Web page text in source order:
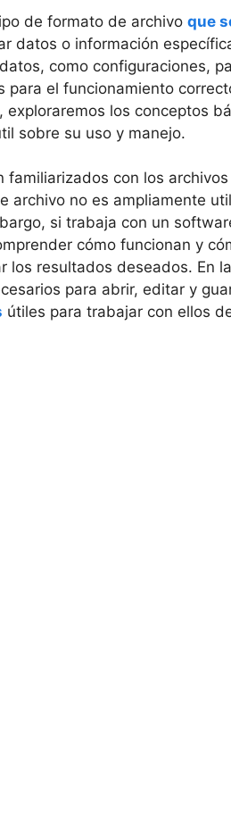
de formato de archivo que
datos o información
como configuraciones,
para el funcionamiento
exploraremos los conceptos
sobre su uso y manejo.
familiarizados con los
archivo no es ampliamente
si trabaja con un
cómo funcionan y
los resultados deseados. En
para abrir, editar y
útiles para trabajar con ellos